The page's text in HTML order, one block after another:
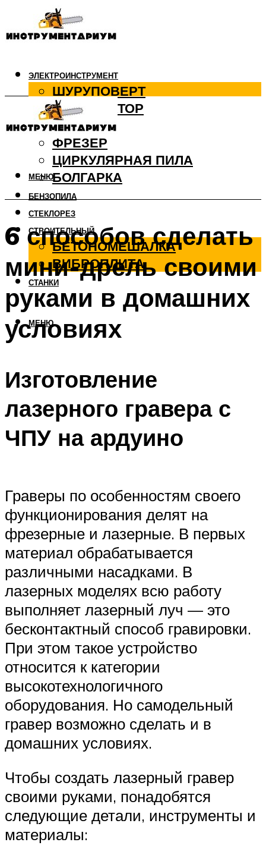
ЭЛЕКТРОИНСТРУМЕНТ
ШУРУПОВЕРТ
ПЕРФОРАТОР
ДРЕЛЬ
ФРЕЗЕР
ЦИРКУЛЯРНАЯ ПИЛА
БОЛГАРКА
БЕНЗОПИЛА
СТЕКЛОРЕЗ
СТРОИТЕЛЬНЫЙ
БЕТОНОМЕШАЛКА
ВИБРОПЛИТА
СТАНКИ
МЕНЮ
МЕНЮ
6 способов сделать
мини-дрель своими
руками в домашних
условиях
Изготовление
лазерного гравера с
ЧПУ на ардуино
Граверы по особенностям своего
функционирования делят на
фрезерные и лазерные. В первых
материал обрабатывается
различными насадками. В
лазерных моделях всю работу
выполняет лазерный луч — это
бесконтактный способ гравировки.
При этом такое устройство
относится к категории
высокотехнологичного
оборудования. Но самодельный
гравер возможно сделать и в
домашних условиях.
Чтобы создать лазерный гравер
своими руками, понадобятся
следующие детали, инструменты и
материалы: